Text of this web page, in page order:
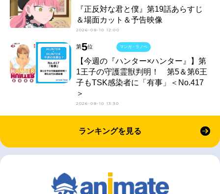
『正反対な君と僕』第19話あらすじ
＆場面カット＆予告映像
2026-08-10 12:00
第5位
【今週の『ハンター×ハンター』】第
1王子の守護霊獣判明！ 第5＆第6王
子もTSK感染者に「有事」＜No.417
＞
2026-08-10 13:30
マンガ・ラノベ
ランキングを見る